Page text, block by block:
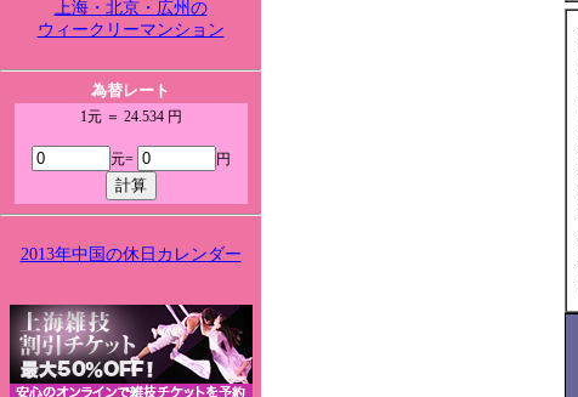
上海・北京・広州の
ウィークリーマンション
為替レート
1元 ＝ 24.534 円
元= 円
2013年中国の休日カレンダー